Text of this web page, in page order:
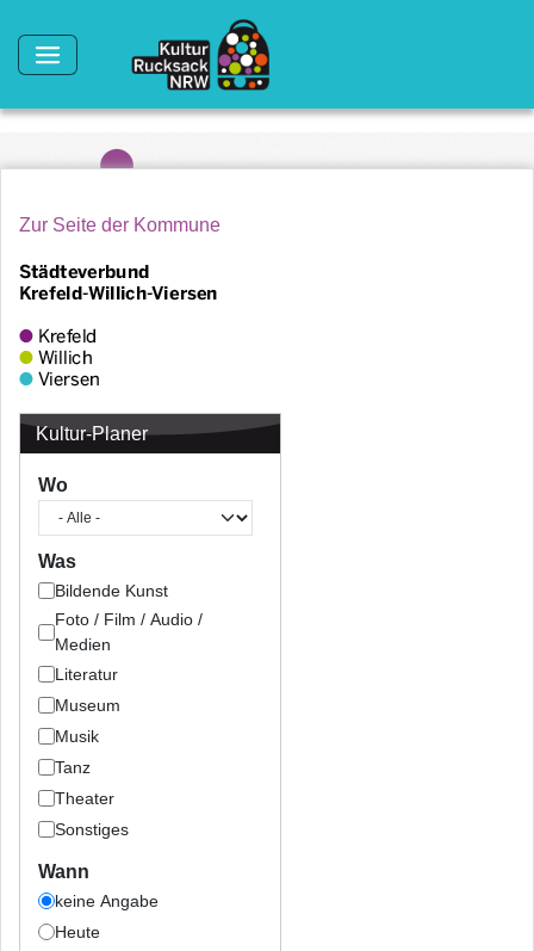
Zur Seite der Kommune
Kultur-Planer
Wo
Was
Bildende Kunst
Foto / Film / Audio /
Medien
Literatur
Museum
Musik
Tanz
Theater
Sonstiges
Wann
keine Angabe
Heute